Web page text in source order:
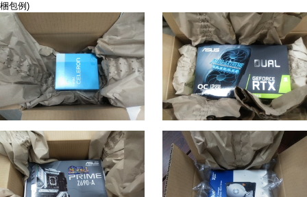
梱包例)